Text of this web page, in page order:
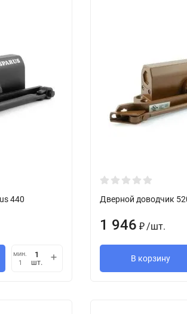
440
мин.
1
шт.
Дверной доводчик
1 946 ₽ /шт.
В корзину